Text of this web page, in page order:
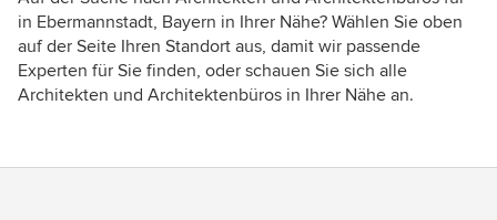
in Ebermannstadt, Bayern in Ihrer Nähe? Wählen Sie oben
auf der Seite Ihren Standort aus, damit wir passende
Experten für Sie finden, oder schauen Sie sich alle
Architekten und Architektenbüros in Ihrer Nähe an.